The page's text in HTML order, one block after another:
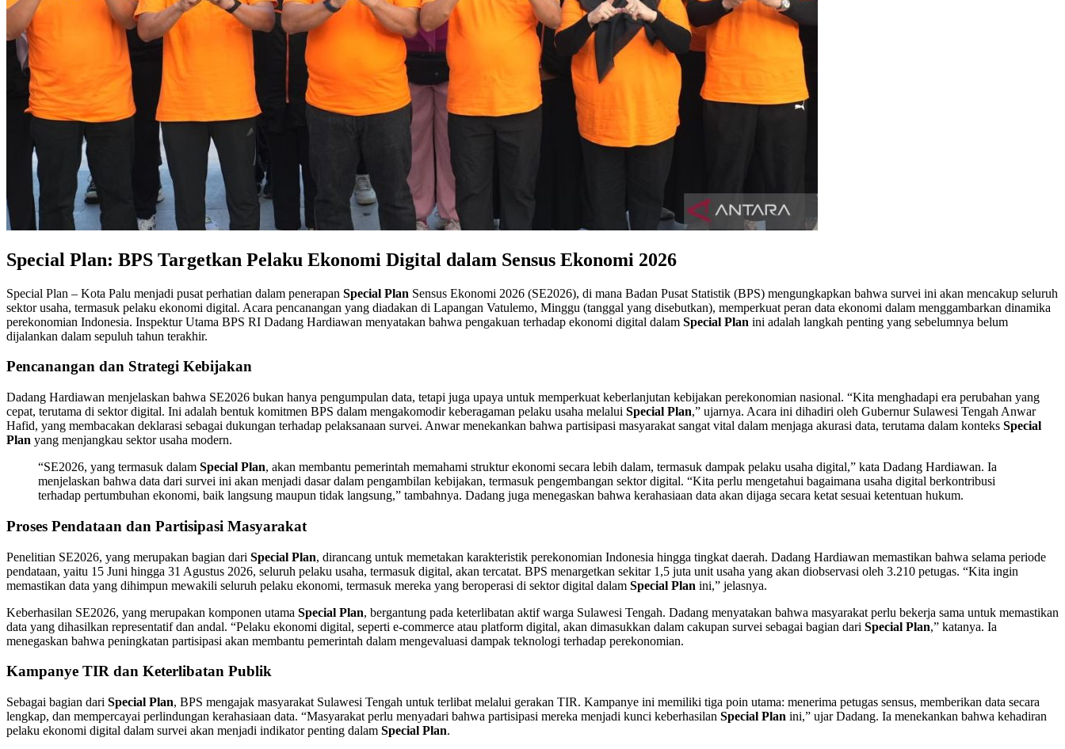
Special Plan: BPS Targetkan Pelaku Ekonomi Digital dalam Sensus Ekonomi 2026
Special Plan – Kota Palu menjadi pusat perhatian dalam penerapan Special Plan Sensus Ekonomi 2026 (SE2026), di mana Badan Pusat Statistik (BPS) mengungkapkan bahwa survei ini akan mencakup seluruh
sektor usaha, termasuk pelaku ekonomi digital. Acara pencanangan yang diadakan di Lapangan Vatulemo, Minggu (tanggal yang disebutkan), memperkuat peran data ekonomi dalam menggambarkan dinamika
perekonomian Indonesia. Inspektur Utama BPS RI Dadang Hardiawan menyatakan bahwa pengakuan terhadap ekonomi digital dalam Special Plan ini adalah langkah penting yang sebelumnya belum
dijalankan dalam sepuluh tahun terakhir.
Pencanangan dan Strategi Kebijakan
Dadang Hardiawan menjelaskan bahwa SE2026 bukan hanya pengumpulan data, tetapi juga upaya untuk memperkuat keberlanjutan kebijakan perekonomian nasional. “Kita menghadapi era perubahan yang
cepat, terutama di sektor digital. Ini adalah bentuk komitmen BPS dalam mengakomodir keberagaman pelaku usaha melalui Special Plan,” ujarnya. Acara ini dihadiri oleh Gubernur Sulawesi Tengah Anwar
Hafid, yang membacakan deklarasi sebagai dukungan terhadap pelaksanaan survei. Anwar menekankan bahwa partisipasi masyarakat sangat vital dalam menjaga akurasi data, terutama dalam konteks Special
Plan yang menjangkau sektor usaha modern.
“SE2026, yang termasuk dalam Special Plan, akan membantu pemerintah memahami struktur ekonomi secara lebih dalam, termasuk dampak pelaku usaha digital,” kata Dadang Hardiawan. Ia
menjelaskan bahwa data dari survei ini akan menjadi dasar dalam pengambilan kebijakan, termasuk pengembangan sektor digital. “Kita perlu mengetahui bagaimana usaha digital berkontribusi
terhadap pertumbuhan ekonomi, baik langsung maupun tidak langsung,” tambahnya. Dadang juga menegaskan bahwa kerahasiaan data akan dijaga secara ketat sesuai ketentuan hukum.
Proses Pendataan dan Partisipasi Masyarakat
Penelitian SE2026, yang merupakan bagian dari Special Plan, dirancang untuk memetakan karakteristik perekonomian Indonesia hingga tingkat daerah. Dadang Hardiawan memastikan bahwa selama periode
pendataan, yaitu 15 Juni hingga 31 Agustus 2026, seluruh pelaku usaha, termasuk digital, akan tercatat. BPS menargetkan sekitar 1,5 juta unit usaha yang akan diobservasi oleh 3.210 petugas. “Kita ingin
memastikan data yang dihimpun mewakili seluruh pelaku ekonomi, termasuk mereka yang beroperasi di sektor digital dalam Special Plan ini,” jelasnya.
Keberhasilan SE2026, yang merupakan komponen utama Special Plan, bergantung pada keterlibatan aktif warga Sulawesi Tengah. Dadang menyatakan bahwa masyarakat perlu bekerja sama untuk memastikan
data yang dihasilkan representatif dan andal. “Pelaku ekonomi digital, seperti e-commerce atau platform digital, akan dimasukkan dalam cakupan survei sebagai bagian dari Special Plan,” katanya. Ia
menegaskan bahwa peningkatan partisipasi akan membantu pemerintah dalam mengevaluasi dampak teknologi terhadap perekonomian.
Kampanye TIR dan Keterlibatan Publik
Sebagai bagian dari Special Plan, BPS mengajak masyarakat Sulawesi Tengah untuk terlibat melalui gerakan TIR. Kampanye ini memiliki tiga poin utama: menerima petugas sensus, memberikan data secara
lengkap, dan mempercayai perlindungan kerahasiaan data. “Masyarakat perlu menyadari bahwa partisipasi mereka menjadi kunci keberhasilan Special Plan ini,” ujar Dadang. Ia menekankan bahwa kehadiran
pelaku ekonomi digital dalam survei akan menjadi indikator penting dalam Special Plan.